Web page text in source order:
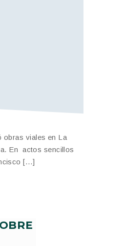
obras viales en La
En actos sencillos
[…]